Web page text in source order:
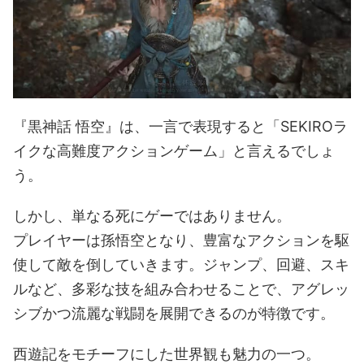
『黒神話 悟空』は、一言で表現すると「SEKIROラ
イクな高難度アクションゲーム」と言えるでしょ
う。
しかし、単なる死にゲーではありません。
プレイヤーは孫悟空となり、豊富なアクションを駆
使して敵を倒していきます。ジャンプ、回避、スキ
ルなど、多彩な技を組み合わせることで、アグレッ
シブかつ流麗な戦闘を展開できるのが特徴です。
西遊記をモチーフにした世界観も魅力の一つ。